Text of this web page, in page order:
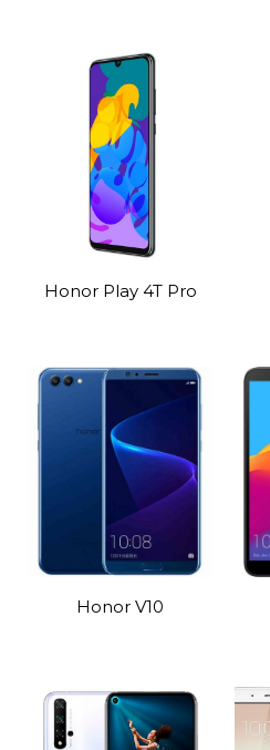
Honor Play 4T Pro
Honor V10